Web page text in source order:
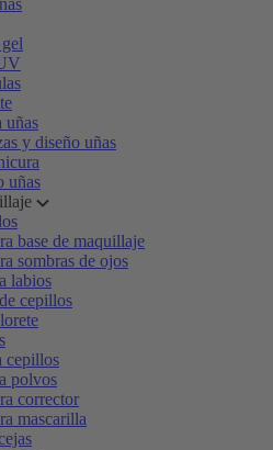
uñas
y diseño uñas
uñas
base de maquillaje
sombras de ojos
labios
cepillos
cepillos
polvos
corrector
mascarilla